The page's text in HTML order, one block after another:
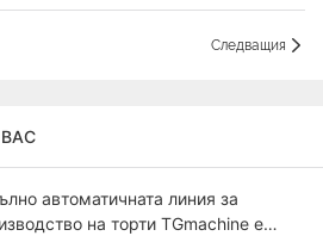
Следващия
автоматичната линия за
на торти TGmachine е